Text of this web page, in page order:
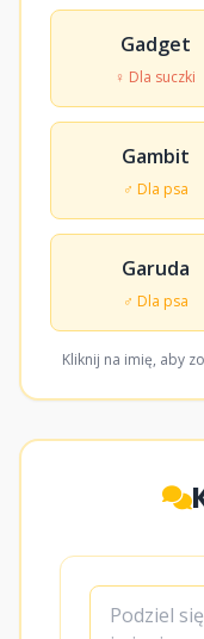
Gadget
♀ Dla suczki
Gambit
♂ Dla psa
Garuda
♂ Dla psa
Kliknij na imię, aby